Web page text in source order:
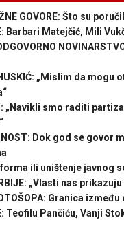
GOVORE: Što su
Barbari Matejčić, Mili
HUSKIĆ: „Mislim da
„Navikli smo raditi
Dok god se
ili uništenje javnog
„Vlasti nas
Granica
Teofilu Pančiću, Vanji